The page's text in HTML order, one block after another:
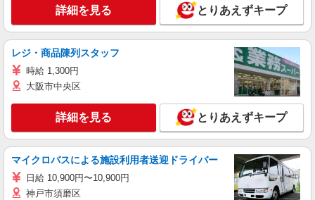
詳細を見る とりあえずキープ
レジ・商品陳列スタッフ
時給 1,300円
大阪市中央区
詳細を見る とりあえずキープ
マイクロバスによる施設利用者送迎ドライバー
日給 10,900円〜10,900円
神戸市須磨区